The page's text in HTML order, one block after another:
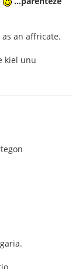
an affricate.
kiel unu